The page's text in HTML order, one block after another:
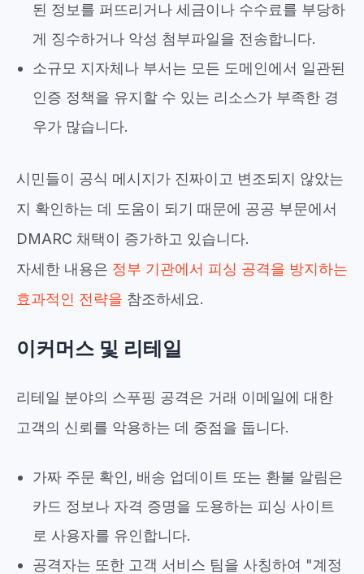
된 정보를 퍼뜨리거나 세금이나 수수료를 부당하
게 징수하거나 악성 첨부파일을 전송합니다.
소규모 지자체나 부서는 모든 도메인에서 일관된
인증 정책을 유지할 수 있는 리소스가 부족한 경
우가 많습니다.
시민들이 공식 메시지가 진짜이고 변조되지 않았는
지 확인하는 데 도움이 되기 때문에 공공 부문에서
DMARC 채택이 증가하고 있습니다.
자세한 내용은 정부 기관에서 피싱 공격을 방지하는
효과적인 전략을 참조하세요.
이커머스 및 리테일
리테일 분야의 스푸핑 공격은 거래 이메일에 대한
고객의 신뢰를 악용하는 데 중점을 둡니다.
가짜 주문 확인, 배송 업데이트 또는 환불 알림은
카드 정보나 자격 증명을 도용하는 피싱 사이트
로 사용자를 유인합니다.
공격자는 또한 고객 서비스 팀을 사칭하여 "계정